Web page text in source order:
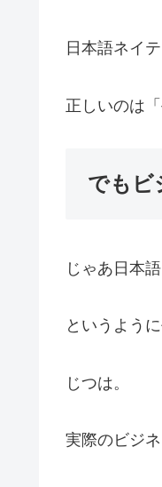
日本語ネイ
正しいのは
でもビ
じゃあ日本
というよう
じつは。
実際のビジ